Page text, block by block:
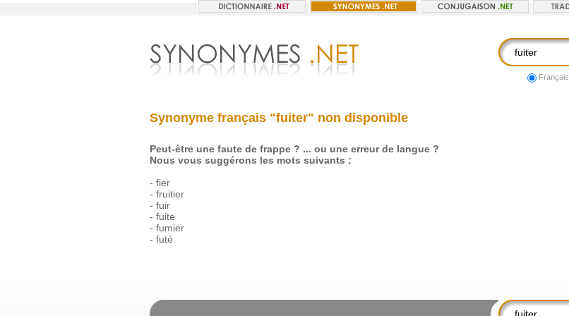
Français
Synonyme français "fuiter" non disponible
Peut-être une faute de frappe ? ... ou une erreur de langue ?
Nous vous suggérons les mots suivants :
- fier
- fruitier
- fuir
- fuite
- fumier
- futé